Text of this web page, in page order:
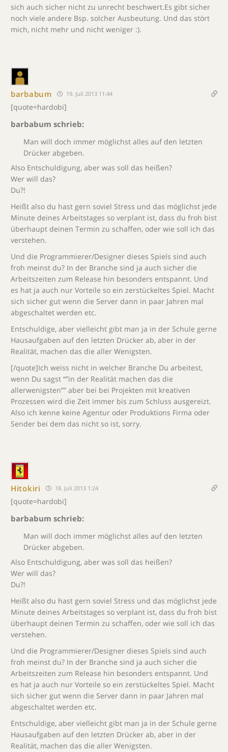
sich auch sicher nicht zu unrecht beschwert.Es gibt sicher
noch viele andere Bsp. solcher Ausbeutung. Und das stört
mich, nicht mehr und nicht weniger :).
barbabum 19. Juli 2013 11:44
[quote=hardobi]
barbabum schrieb:
Man will doch immer möglichst alles auf den letzten
Drücker abgeben.
Also Entschuldigung, aber was soll das heißen?
Wer will das?
Du?!
Heißt also du hast gern soviel Stress und das möglichst jede
Minute deines Arbeitstages so verplant ist, dass du froh bist
überhaupt deinen Termin zu schaffen, oder wie soll ich das
verstehen.
Und die Programmierer/Designer dieses Spiels sind auch
froh meinst du? In der Branche sind ja auch sicher die
Arbeitszeiten zum Release hin besonders entspannt. Und
es hat ja auch nur Vorteile so ein zerstückeltes Spiel. Macht
sich sicher gut wenn die Server dann in paar Jahren mal
abgeschaltet werden etc.
Entschuldige, aber vielleicht gibt man ja in der Schule gerne
Hausaufgaben auf den letzten Drücker ab, aber in der
Realität, machen das die aller Wenigsten.
[/quote]Ich weiss nicht in welcher Branche Du arbeitest,
wenn Du sagst “”in der Realität machen das die
allerwenigsten”” aber bei bei Projekten mit kreativen
Prozessen wird die Zeit immer bis zum Schluss ausgereizt.
Also ich kenne keine Agentur oder Produktions Firma oder
Sender bei dem das nicht so ist, sorry.
Hitokiri 18. Juli 2013 1:24
[quote=hardobi]
barbabum schrieb:
Man will doch immer möglichst alles auf den letzten
Drücker abgeben.
Also Entschuldigung, aber was soll das heißen?
Wer will das?
Du?!
Heißt also du hast gern soviel Stress und das möglichst jede
Minute deines Arbeitstages so verplant ist, dass du froh bist
überhaupt deinen Termin zu schaffen, oder wie soll ich das
verstehen.
Und die Programmierer/Designer dieses Spiels sind auch
froh meinst du? In der Branche sind ja auch sicher die
Arbeitszeiten zum Release hin besonders entspannt. Und
es hat ja auch nur Vorteile so ein zerstückeltes Spiel. Macht
sich sicher gut wenn die Server dann in paar Jahren mal
abgeschaltet werden etc.
Entschuldige, aber vielleicht gibt man ja in der Schule gerne
Hausaufgaben auf den letzten Drücker ab, aber in der
Realität, machen das die aller Wenigsten.